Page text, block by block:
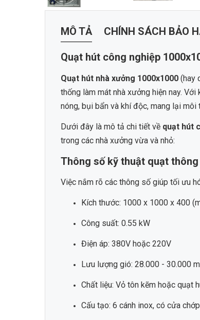
MÔ TẢ CHÍNH SÁCH BẢO
Quạt hút công nghiệp
Quạt hút nhà xưởng 1000x1000 (hay
thống làm mát nhà xưởng hiện nay.
nóng, bụi bẩn và khí độc, mang lại
Dưới đây là mô tả chi tiết về quạt hút
trong các nhà xưởng vừa và nhỏ:
Thông số kỹ thuật quạt
Việc nắm rõ các thông số giúp tối ưu
Kích thước: 1000 x 1000 x 400
Công suất: 0.55 kW
Điện áp: 380V hoặc 220V
Lưu lượng gió: 28.000 - 30.000
Chất liệu: Vỏ tôn kẽm hoặc quạt
Cấu tạo: 6 cánh inox, có cửa